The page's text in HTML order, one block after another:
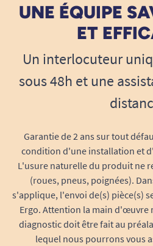
Composition :
Poids : 8 kg/m2.
Epaisseur : 3 cm.
UNE ÉQUIPE
ET
Un interlocuteur
sous 48h et une
Garantie de 2 ans sur tout
condition d'une installation et
L'usure naturelle du produit ne
(roues, pneus, poignées).
s'applique, l'envoi de(s) pièce(s)
Ergo. Attention la main d'œuvre
diagnostic doit être fait au
lequel nous pourrons vous